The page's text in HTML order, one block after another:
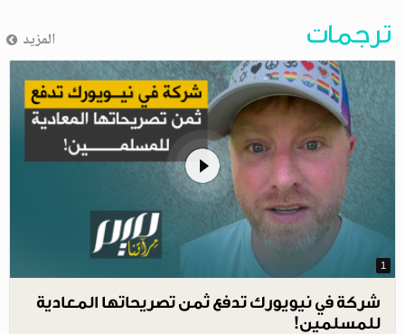
ترجمات المزيد
1
شركة في نيويورك تدفع ثمن تصريحاتها المعادية
للمسلمين!